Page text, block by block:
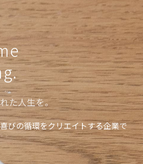
た人生を。
びの循環をクリエイトする企業で